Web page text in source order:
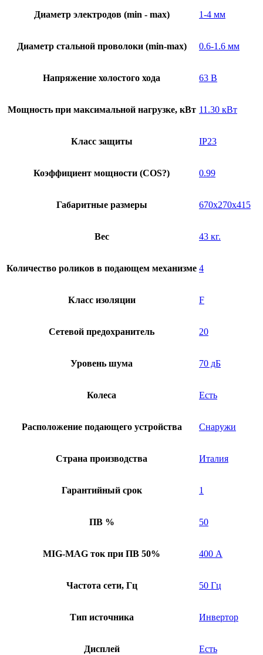
Диаметр электродов (min - max) 1-4 мм
Диаметр стальной проволоки (min-max) 0.6-1.6 мм
Напряжение холостого хода 63 В
Мощность при максимальной нагрузке, кВт 11.30 кВт
Класс защиты IP23
Коэффициент мощности (COS?) 0.99
Габаритные размеры 670x270x415
Вес 43 кг.
Количество роликов в подающем механизме 4
Класс изоляции F
Сетевой предохранитель 20
Уровень шума 70 дБ
Колеса Есть
Расположение подающего устройства Снаружи
Страна производства Италия
Гарантийный срок 1
ПВ % 50
MIG-MAG ток при ПВ 50% 400 А
Частота сети, Гц 50 Гц
Тип источника Инвертор
Дисплей Есть